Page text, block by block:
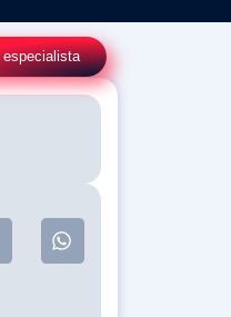
especialista